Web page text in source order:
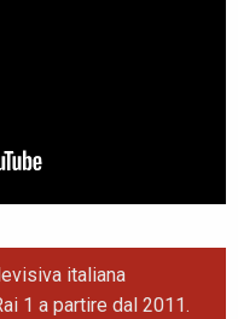
italiana
1 a partire dal 2011.